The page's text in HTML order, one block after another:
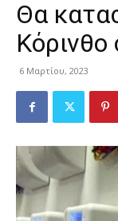
Θα
6 Μαρτίου, 2023